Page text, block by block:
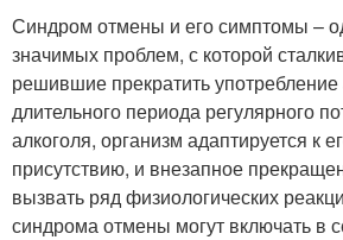
Синдром отмены и его симптомы –
значимых проблем, с которой
решившие прекратить
длительного периода регулярного
алкоголя, организм адаптируется к
присутствию, и внезапное
вызвать ряд физиологических
синдрома отмены могут включать в